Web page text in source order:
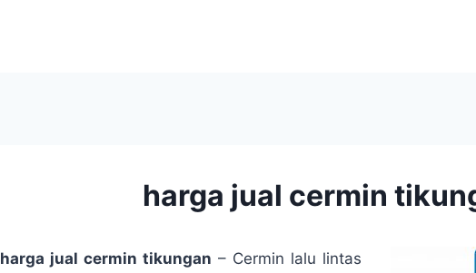
harga jual cermin
harga jual cermin tikungan – Cermin lalu lintas